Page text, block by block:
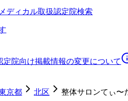
ディカル取扱認定院検索
定院向け掲載情報の変更について
京都 北区
整体サロンてぃ〜